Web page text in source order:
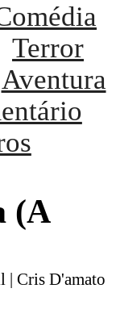
Terror
Aventura
(A
| Cris D'amato